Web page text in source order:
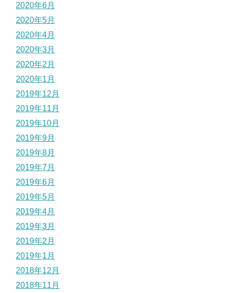
2020年6月
2020年5月
2020年4月
2020年3月
2020年2月
2020年1月
2019年12月
2019年11月
2019年10月
2019年9月
2019年8月
2019年7月
2019年6月
2019年5月
2019年4月
2019年3月
2019年2月
2019年1月
2018年12月
2018年11月